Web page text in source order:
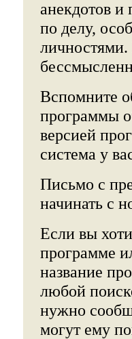
анекдотов и
по делу,
Вспомните
программы
версией
система у
Письмо с
начинать с
Если вы
программе
название
любой
нужно
могут ему